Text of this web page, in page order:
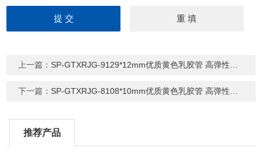
上一篇： SP-GTXRJG-9129*12mm优质黄色乳胶管 高弹性乳胶软管
下一篇： SP-GTXRJG-8108*10mm优质黄色乳胶管 高弹性乳胶软管
推荐产品